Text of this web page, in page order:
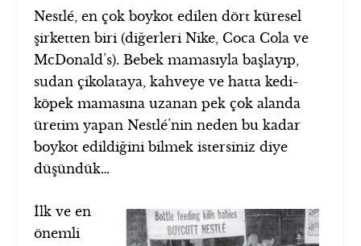
Nestlé, en çok boykot edilen dört küresel
şirketten biri (diğerleri Nike, Coca Cola ve
McDonald’s). Bebek mamasıyla başlayıp,
sudan çikolataya, kahveye ve hatta kedi-
köpek mamasına uzanan pek çok alanda
üretim yapan Nestlé’nin neden bu kadar
boykot edildiğini bilmek istersiniz diye
düşündük…
İlk ve en
önemli